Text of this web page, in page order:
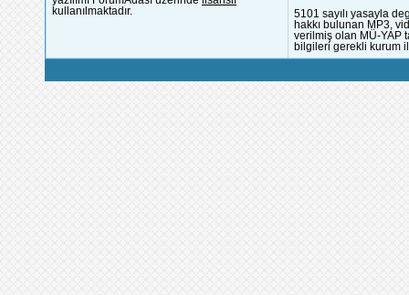
kullanılmaktadır.
5101 sayılı yasayla
hakkı bulunan MP3,
verilmiş olan MÜ-YAP
bilgileri gerekli kurum